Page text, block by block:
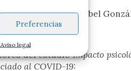
Preferencias
Aviso legalDel dato a la acción
La realidad que fundamenta
nuestro hacer.
encontrar a Anabel
del estudioImpacto
al COVID-19: